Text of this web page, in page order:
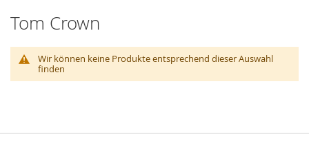
Tom Crown
Wir können keine Produkte entsprechend dieser Auswahl
finden